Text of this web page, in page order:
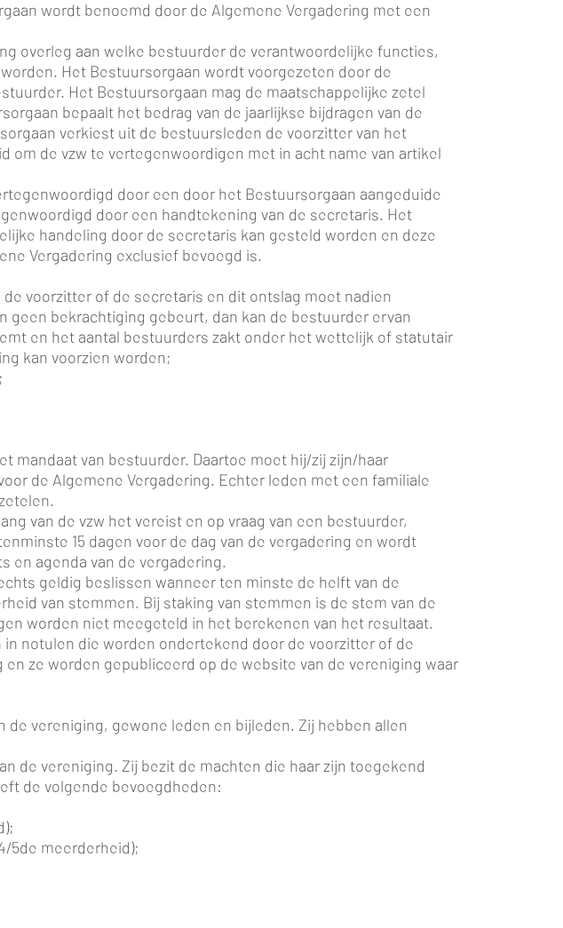
wordt benoemd door de Algemene Vergadering met een
overleg aan welke bestuurder de verantwoordelijke functies,
Het Bestuursorgaan wordt voorgezeten door de
Het Bestuursorgaan mag de maatschappelijke zetel
bepaalt het bedrag van de jaarlijkse bijdragen van de
verkiest uit de bestuursleden de voorzitter van het
de vzw te vertegenwoordigen met in acht name van artikel
door een door het Bestuursorgaan aangeduide
door een handtekening van de secretaris. Het
handeling door de secretaris kan gesteld worden en deze
Vergadering exclusief bevoegd is.
voorzitter of de secretaris en dit ontslag moet nadien
geen bekrachtiging gebeurt, dan kan de bestuurder ervan
en het aantal bestuurders zakt onder het wettelijk of statutair
kan voorzien worden;
mandaat van bestuurder. Daartoe moet hij/zij zijn/haar
de Algemene Vergadering. Echter leden met een familiale
van de vzw het vereist en op vraag van een bestuurder,
15 dagen voor de dag van de vergadering en wordt
en agenda van de vergadering.
geldig beslissen wanneer ten minste de helft van de
van stemmen. Bij staking van stemmen is de stem van de
worden niet meegeteld in het berekenen van het resultaat.
notulen die worden ondertekend door de voorzitter of de
ze worden gepubliceerd op de website van de vereniging waar
vereniging, gewone leden en bijleden. Zij hebben allen
de vereniging. Zij bezit de machten die haar zijn toegekend
de volgende bevoegdheden:
5de meerderheid);